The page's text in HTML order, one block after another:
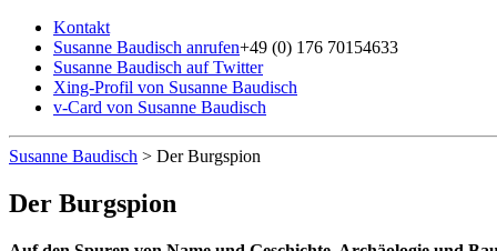
Kontakt
Susanne Baudisch anrufen+49 (0) 176 70154633
Susanne Baudisch auf Twitter
Xing-Profil von Susanne Baudisch
v-Card von Susanne Baudisch
Susanne Baudisch > Der Burgspion
Der Burgspion